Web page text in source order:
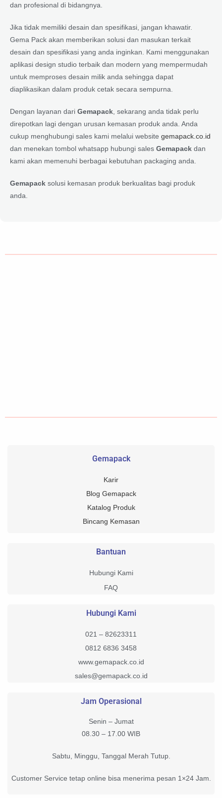
dan profesional di bidangnya.
Jika tidak memiliki desain dan spesifikasi, jangan khawatir.
Gema Pack akan memberikan solusi dan masukan terkait
desain dan spesifikasi yang anda inginkan. Kami menggunakan
aplikasi design studio terbaik dan modern yang mempermudah
untuk memproses desain milik anda sehingga dapat
diaplikasikan dalam produk cetak secara sempurna.
Dengan layanan dari Gemapack, sekarang anda tidak perlu
direpotkan lagi dengan urusan kemasan produk anda. Anda
cukup menghubungi sales kami melalui website gemapack.co.id
dan menekan tombol whatsapp hubungi sales Gemapack dan
kami akan memenuhi berbagai kebutuhan packaging anda.
Gemapack solusi kemasan produk berkualitas bagi produk
anda.
Gemapack
Karir
Blog Gemapack
Katalog Produk
Bincang Kemasan
Bantuan
Hubungi Kami
FAQ
Hubungi Kami
021 – 82623311
0812 6836 3458
www.gemapack.co.id
sales@gemapack.co.id
Jam Operasional
Senin – Jumat
08.30 – 17.00 WIB
Sabtu, Minggu, Tanggal Merah Tutup.
Customer Service tetap online bisa menerima pesan 1×24 Jam.